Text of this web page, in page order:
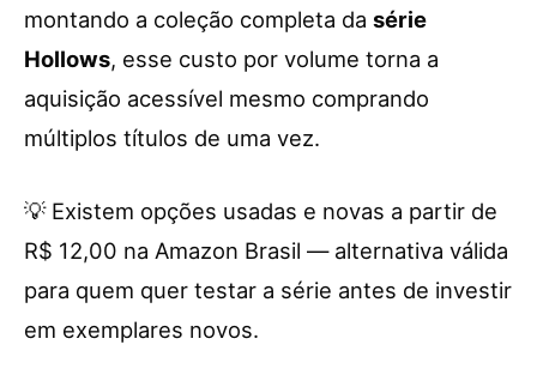
montando a coleção completa da série
Hollows, esse custo por volume torna a
aquisição acessível mesmo comprando
múltiplos títulos de uma vez.
💡 Existem opções usadas e novas a partir de
R$ 12,00 na Amazon Brasil — alternativa válida
para quem quer testar a série antes de investir
em exemplares novos.